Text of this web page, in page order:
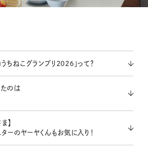
うちねこグランプリ2026」って？
のは
】
ーのヤーヤくんもお気に入り！